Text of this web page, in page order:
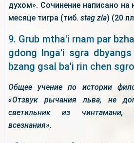
духом». Сочинение написано
месяце тигра (тиб. stag zla) (20
9. Grub mtha'i rnam par
gdong lnga'i sgra
bzang gsal ba'i rin chen
Общее учение по истории
«Отзвук рычания льва, не
светильник из чинтамани,
всезнания».